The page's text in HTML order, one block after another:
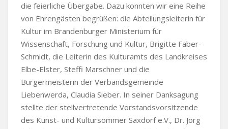
die feierliche Übergabe. Dazu konnten wir eine Reihe
von Ehrengästen begrüßen: die Abteilungsleiterin für
Kultur im Brandenburger Ministerium für
Wissenschaft, Forschung und Kultur, Brigitte Faber-
Schmidt, die Leiterin des Kulturamts des Landkreises
Elbe-Elster, Steffi Marschner und die
Bürgermeisterin der Verbandsgemeinde
Liebenwerda, Claudia Sieber. In seiner Danksagung
stellte der stellvertretende Vorstandsvorsitzende
des Kunst- und Kultursommer Saxdorf e.V., Dr. Jörg